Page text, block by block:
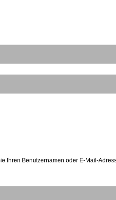
Ihren Benutzernamen oder E-Mail-